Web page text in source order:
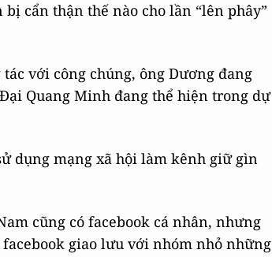
cẩn thận thế nào cho lần “lên phây”
với công chúng, ông Dương đang
Quang Minh đang thể hiện trong dự
dụng mạng xã hội làm kênh giữ gìn
cũng có facebook cá nhân, nhưng
giao lưu với nhóm nhỏ những